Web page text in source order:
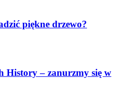
piękne drzewo?
History – zanurzmy się w